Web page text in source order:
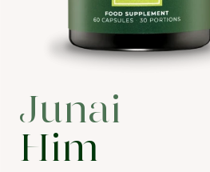
Junai
Him